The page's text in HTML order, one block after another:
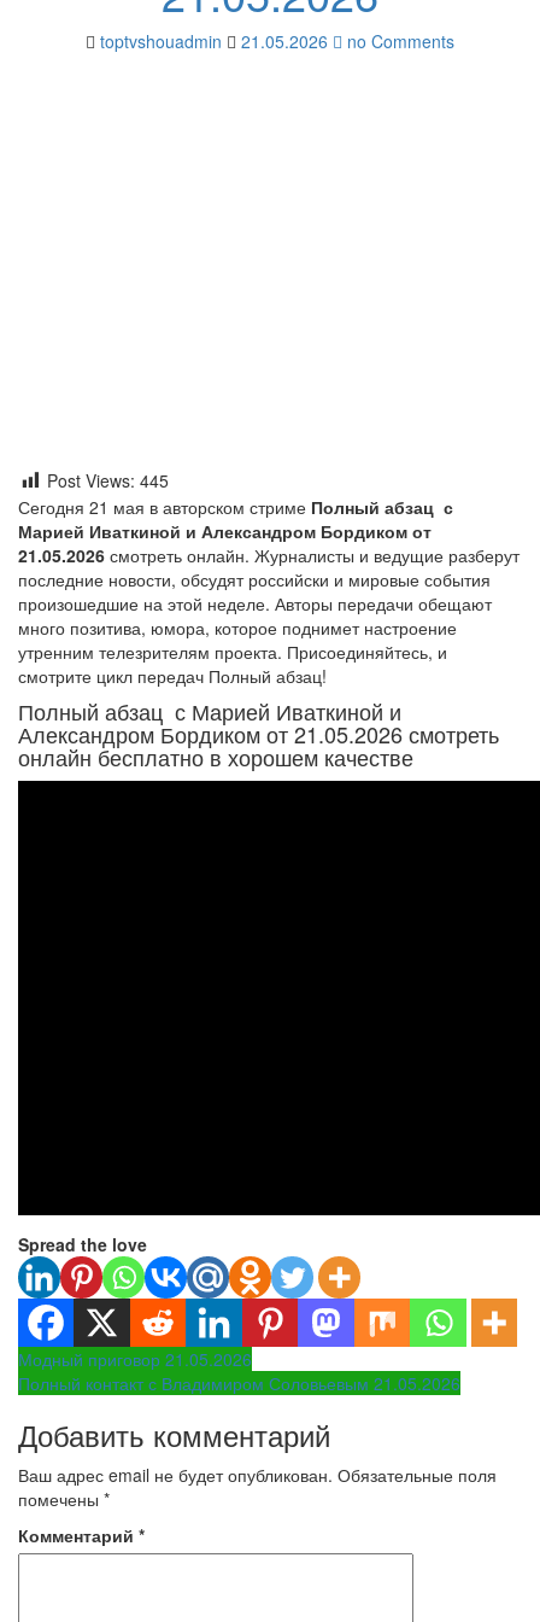
toptvshouadmin 21.05.2026 no Comments
Post Views: 445
Сегодня 21 мая в авторском стриме Полный абзац с
Марией Иваткиной и Александром Бордиком от
21.05.2026 смотреть онлайн. Журналисты и ведущие разберут
последние новости, обсудят российски и мировые события
произошедшие на этой неделе. Авторы передачи обещают
много позитива, юмора, которое поднимет настроение
утренним телезрителям проекта. Присоединяйтесь, и
смотрите цикл передач Полный абзац!
Полный абзац с Марией Иваткиной и
Александром Бордиком от 21.05.2026 смотреть
онлайн бесплатно в хорошем качестве
Spread the love
Навигация
по
записям
Модный приговор 21.05.2026
Полный контакт с Владимиром Соловьевым 21.05.2026
Добавить комментарий
Ваш адрес email не будет опубликован. Обязательные поля
помечены *
Комментарий *